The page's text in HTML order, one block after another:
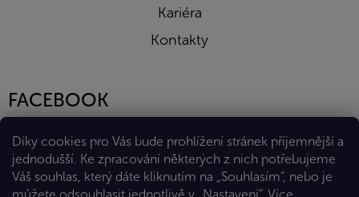
Díky cookies pro Vás bude prohlížení stránek příjemnější a
jednodušší. Ke zpracování některých z nich potřebujeme
Váš souhlas, který dáte kliknutím na „Souhlasím“, nebo je
Kariéra
Kontakty
FACEBOOK